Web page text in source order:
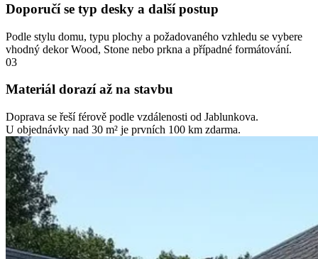
Doporučí se typ desky a další postup
Podle stylu domu, typu plochy a požadovaného vzhledu se vybere
vhodný dekor Wood, Stone nebo prkna a případné formátování.
03
Materiál dorazí až na stavbu
Doprava se řeší férově podle vzdálenosti od Jablunkova.
U objednávky nad 30 m² je prvních 100 km zdarma.